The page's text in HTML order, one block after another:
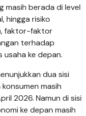
masih berada di level
hingga risiko
faktor-faktor
terhadap
ke depan.
dua sisi
masih
2026. Namun di sisi
ke depan masih